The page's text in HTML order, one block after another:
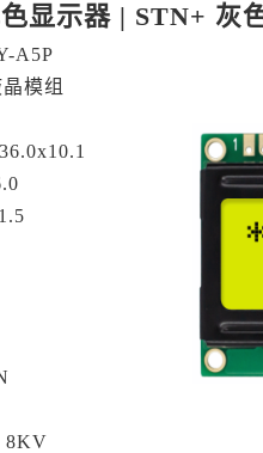
显示器 | STN+ 灰
A5P
模组
8KV